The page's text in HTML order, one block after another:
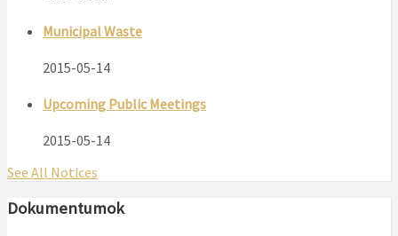
Municipal Waste
2015-05-14
Upcoming Public Meetings
2015-05-14
See All Notices
Dokumentumok